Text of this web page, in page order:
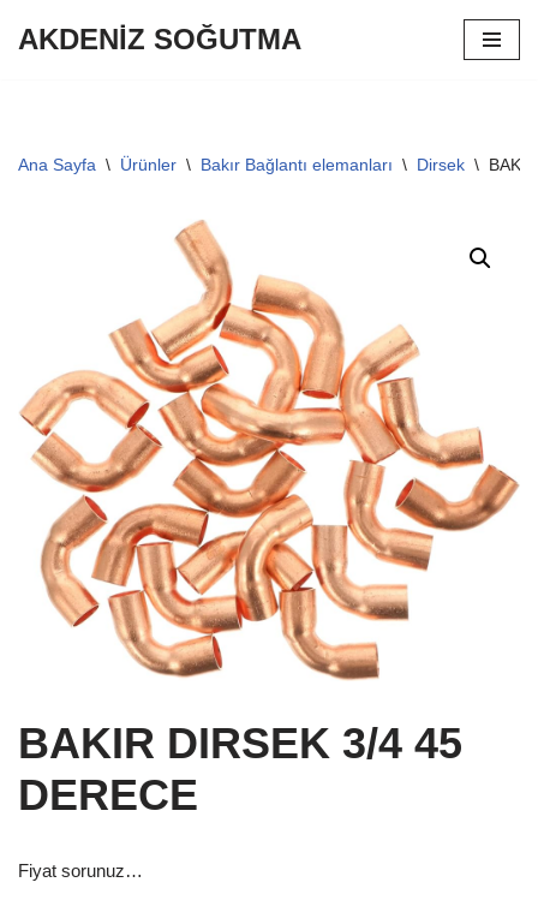
AKDENİZ SOĞUTMA
Ana Sayfa \ Ürünler \ Bakır Bağlantı elemanları \ Dirsek \
BAKIR DIRSEK 3/4 45
DERECE
Fiyat sorunuz…